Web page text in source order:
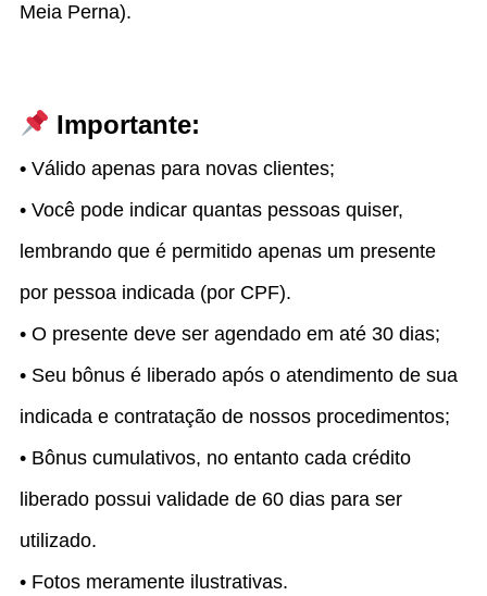
Meia Perna).
Importante:
• Válido apenas para novas clientes;
• Você pode indicar quantas pessoas quiser,
lembrando que é permitido apenas um presente
por pessoa indicada (por CPF).
• O presente deve ser agendado em até 30 dias;
• Seu bônus é liberado após o atendimento de sua
indicada e contratação de nossos procedimentos;
• Bônus cumulativos, no entanto cada crédito
liberado possui validade de 60 dias para ser
utilizado.
• Fotos meramente ilustrativas.